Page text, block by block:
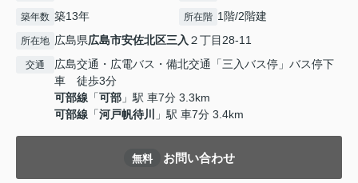
築年数 築13年 所在階 1階/2階建
所在地 広島県広島市安佐北区三入 ２丁目28-11
交通
広島交通・広電バス・備北交通「三入バス停」バス停下
車 徒歩3分
可部線 「可部 」駅 車7分 3.3km
可部線 「河戸帆待川 」駅 車7分 3.4km
無料 お問い合わせ